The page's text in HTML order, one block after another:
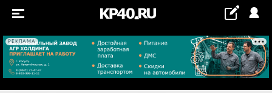
РЕКЛАМА
+27...+28 °С